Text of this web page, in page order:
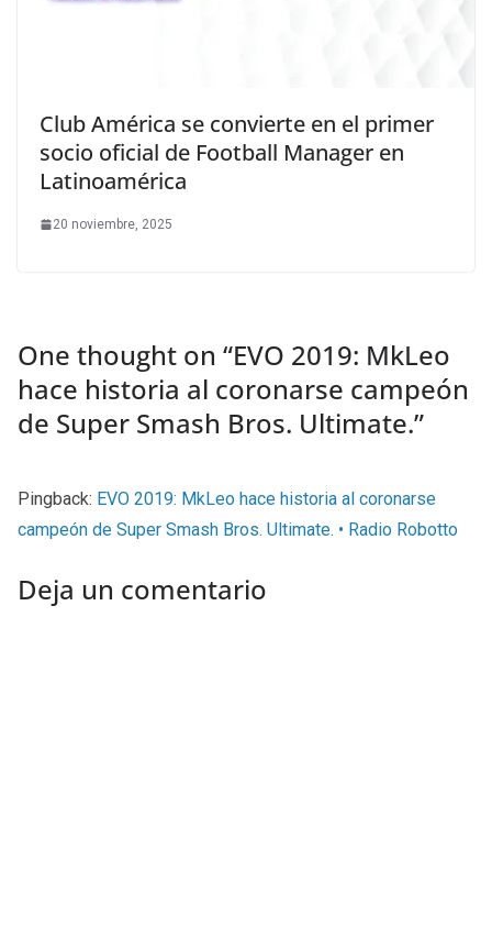
Club América se convierte en el primer
socio oficial de Football Manager en
Latinoamérica
20 noviembre, 2025
One thought on “EVO 2019: MkLeo
hace historia al coronarse campeón
de Super Smash Bros. Ultimate.”
Pingback: EVO 2019: MkLeo hace historia al coronarse
campeón de Super Smash Bros. Ultimate. • Radio Robotto
Deja un comentario